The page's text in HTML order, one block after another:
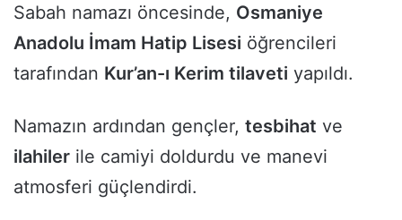
Sabah namazı öncesinde, Osmaniye
Anadolu İmam Hatip Lisesi öğrencileri
tarafından Kur’an-ı Kerim tilaveti yapıldı.
Namazın ardından gençler, tesbihat ve
ilahiler ile camiyi doldurdu ve manevi
atmosferi güçlendirdi.